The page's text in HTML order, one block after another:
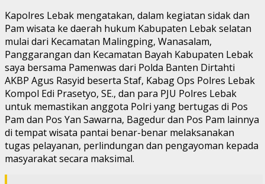
Kapolres Lebak mengatakan, dalam kegiatan sidak dan
Pam wisata ke daerah hukum Kabupaten Lebak selatan
mulai dari Kecamatan Malingping, Wanasalam,
Panggarangan dan Kecamatan Bayah Kabupaten Lebak
saya bersama Pamenwas dari Polda Banten Dirtahti
AKBP Agus Rasyid beserta Staf, Kabag Ops Polres Lebak
Kompol Edi Prasetyo, SE., dan para PJU Polres Lebak
untuk memastikan anggota Polri yang bertugas di Pos
Pam dan Pos Yan Sawarna, Bagedur dan Pos Pam lainnya
di tempat wisata pantai benar-benar melaksanakan
tugas pelayanan, perlindungan dan pengayoman kepada
masyarakat secara maksimal.